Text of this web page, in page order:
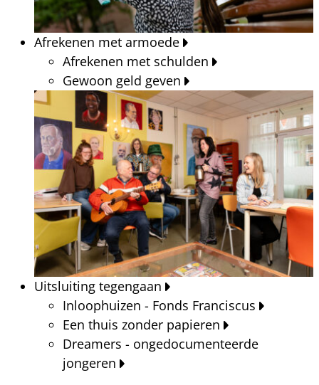
Afrekenen met armoede
Afrekenen met schulden
Gewoon geld geven
Uitsluiting tegengaan
Inloophuizen - Fonds Franciscus
Een thuis zonder papieren
Dreamers - ongedocumenteerde
jongeren